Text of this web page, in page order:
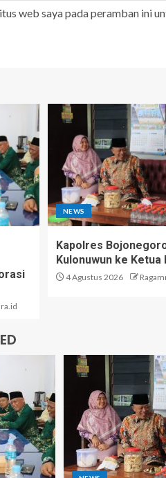
web saya pada peramban ini
NEWS
Kapolres
Kulonuwun ke Ketua
4 Agustus 2026